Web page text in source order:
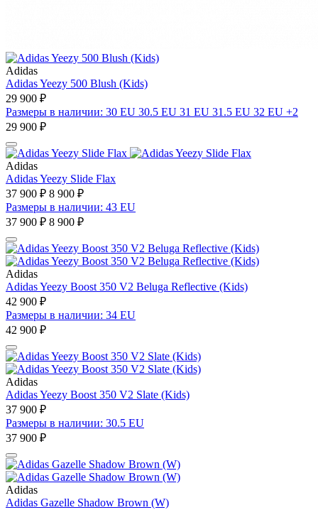
Adidas
Adidas Yeezy 500 Blush (Kids)
29 900 ₽
Размеры в наличии: 30 EU 30.5 EU 31 EU 31.5 EU 32 EU +2
29 900 ₽
Adidas
Adidas Yeezy Slide Flax
37 900 ₽ 8 900 ₽
Размеры в наличии: 43 EU
37 900 ₽ 8 900 ₽
Adidas
Adidas Yeezy Boost 350 V2 Beluga Reflective (Kids)
42 900 ₽
Размеры в наличии: 34 EU
42 900 ₽
Adidas
Adidas Yeezy Boost 350 V2 Slate (Kids)
37 900 ₽
Размеры в наличии: 30.5 EU
37 900 ₽
Adidas
Adidas Gazelle Shadow Brown (W)